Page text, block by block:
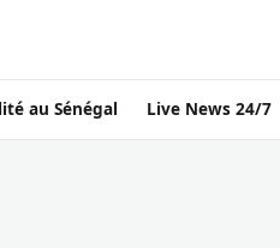
au Sénégal Live News 24/7